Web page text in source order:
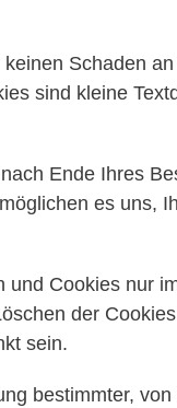
Schaden
sind kleine
Ende Ihres
es uns,
Cookies nur
der
sein.
bestimmter,